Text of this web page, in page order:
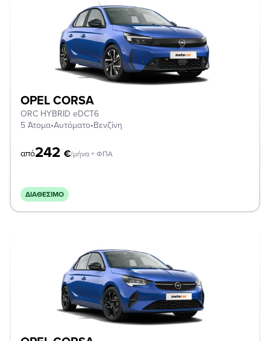
OPEL CORSA
ORC HYBRID eDCT6
5 Άτομα•Αυτόματο•Βενζίνη
από242 €/μήνα + ΦΠΑ
ΔΙΑΘΈΣΙΜΟ